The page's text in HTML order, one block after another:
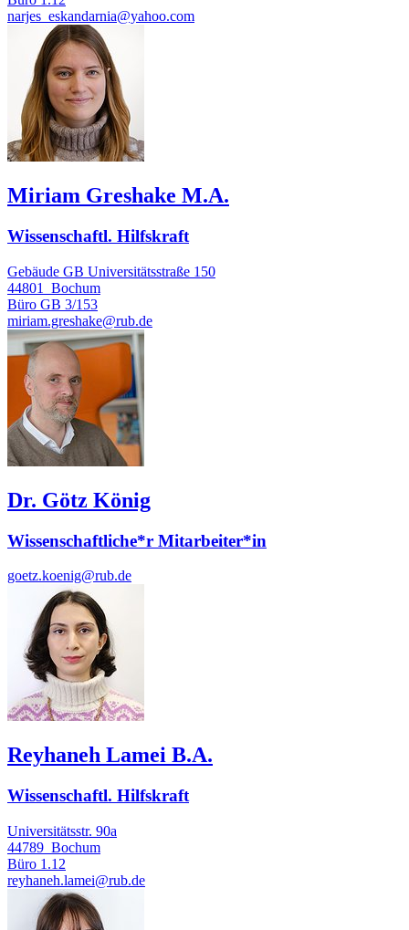
narjes_eskandarnia@yahoo.com
Miriam Greshake M.A.
Wissenschaftl. Hilfskraft
Gebäude GB Universitätsstraße 150
44801
Bochum
Büro GB 3/153
miriam.greshake@rub.de
Dr. Götz König
Wissenschaftliche*r Mitarbeiter*in
goetz.koenig@rub.de
Reyhaneh Lamei B.A.
Wissenschaftl. Hilfskraft
Universitätsstr. 90a
44789 Bochum
Büro 1.12
reyhaneh.lamei@rub.de